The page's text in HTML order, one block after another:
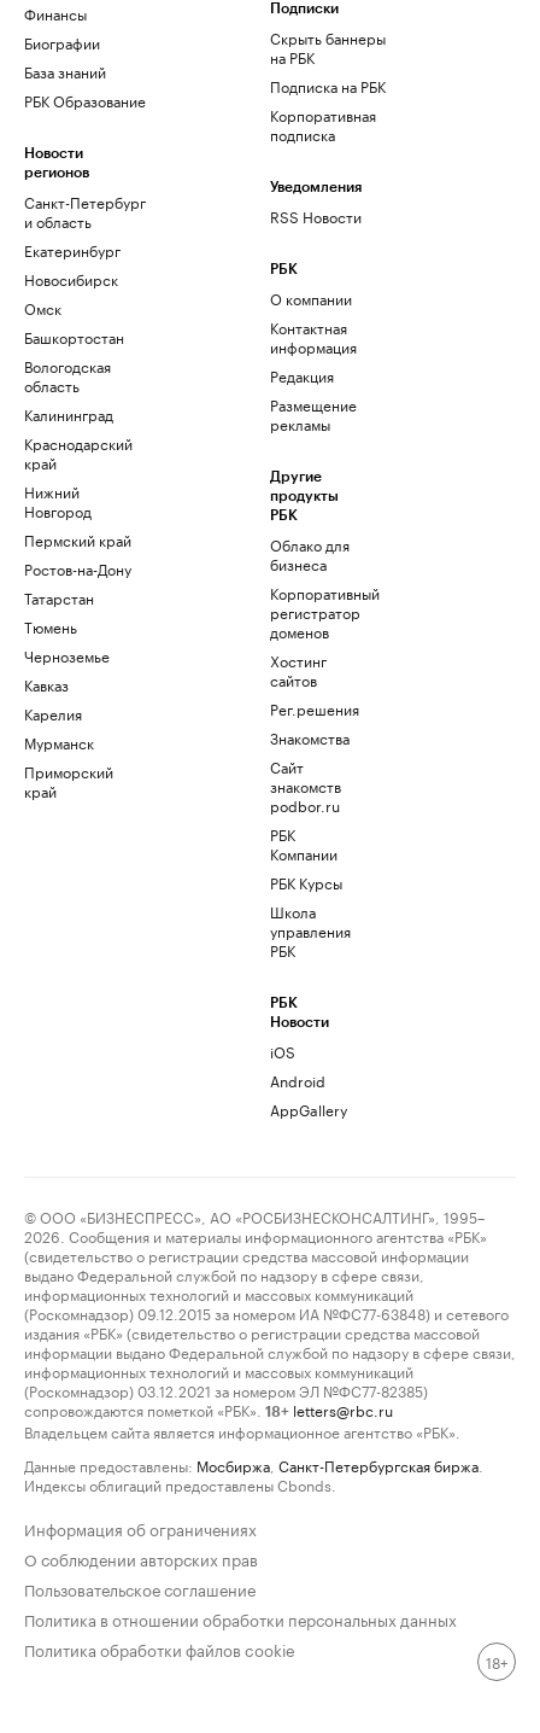
Финансы
Биографии
База знаний
РБК Образование
Новости
регионов
Санкт-Петербург
и область
Екатеринбург
Новосибирск
Омск
Башкортостан
Вологодская
область
Калининград
Краснодарский
край
Нижний
Новгород
Пермский край
Ростов-на-Дону
Татарстан
Тюмень
Черноземье
Кавказ
Карелия
Мурманск
Приморский
край
Подписки
Скрыть баннеры
на РБК
Подписка на РБК
Корпоративная
подписка
Уведомления
RSS Новости
РБК
О компании
Контактная
информация
Редакция
Размещение
рекламы
Другие
продукты
РБК
Облако для
бизнеса
Корпоративный
регистратор
доменов
Хостинг
сайтов
Рег.решения
Знакомства
Сайт
знакомств
podbor.ru
РБК
Компании
РБК Курсы
Школа
управления
РБК
РБК
Новости
iOS
Android
AppGallery
© ООО «БИЗНЕСПРЕСС», АО «РОСБИЗНЕСКОНСАЛТИНГ», 1995–
2026. Сообщения и материалы информационного агентства «РБК»
(свидетельство о регистрации средства массовой информации
выдано Федеральной службой по надзору в сфере связи,
информационных технологий и массовых коммуникаций
(Роскомнадзор) 09.12.2015 за номером ИА №ФС77-63848) и сетевого
издания «РБК» (свидетельство о регистрации средства массовой
информации выдано Федеральной службой по надзору в сфере связи,
информационных технологий и массовых коммуникаций
(Роскомнадзор) 03.12.2021 за номером ЭЛ №ФС77-82385)
сопровождаются пометкой «РБК».
18+ letters@rbc.ru
Владельцем сайта является информационное агентство «РБК».
Данные предоставлены: Мосбиржа Санкт-Петербургская биржа
Индексы облигаций предоставлены Cbonds.
Информация об ограничениях
О соблюдении авторских прав
Пользовательское соглашение
Политика в отношении обработки персональных данных
Политика обработки файлов cookie
18+